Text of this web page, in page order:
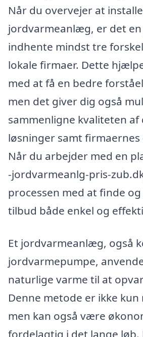
Når du overvejer at
jordvarmeanlæg, er det
indhente mindst tre
lokale firmaer. Dette
med at få en bedre
men det giver dig også
sammenligne kvaliteten
løsninger samt firmaernes
Når du arbejder med en
-jordvarmeanlg-pris-
processen med at finde
tilbud både enkel og
Et jordvarmeanlæg, også
jordvarmepumpe,
naturlige varme til at
Denne metode er ikke kun
men kan også være
fordelagtig i det lange løb.